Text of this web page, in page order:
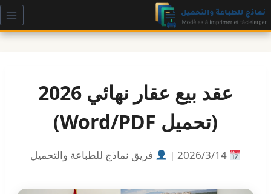
التجاوز
إلى
المحتوى
عقد بيع عقار نهائي 2026
(تحميل Word/PDF)
فريق نماذج للطباعة والتحميل